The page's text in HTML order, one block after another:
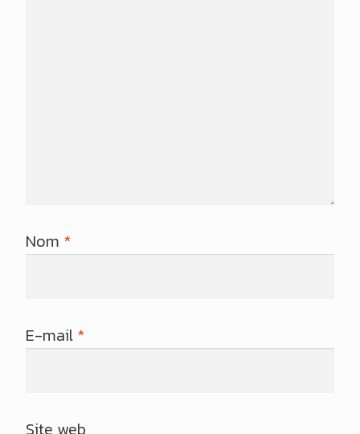
Nom *
E-mail *
Site web